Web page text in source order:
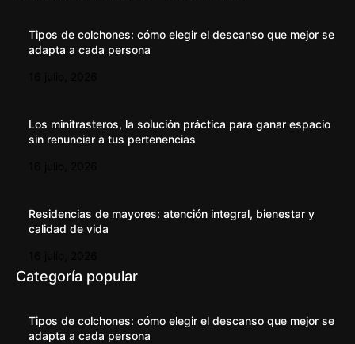
Tipos de colchones: cómo elegir el descanso que mejor se
adapta a cada persona
Los minitrasteros, la solución práctica para ganar espacio
sin renunciar a tus pertenencias
Residencias de mayores: atención integral, bienestar y
calidad de vida
Categoría popular
Tipos de colchones: cómo elegir el descanso que mejor se
adapta a cada persona